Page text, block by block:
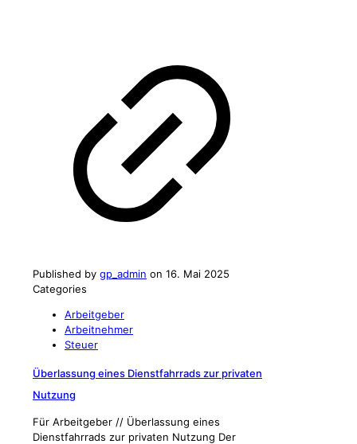
Published by gp_admin on 16. Mai 2025
Categories
Arbeitgeber
Arbeitnehmer
Steuer
Überlassung eines Dienstfahrrads zur privaten
Nutzung
Für Arbeitgeber // Überlassung eines
Dienstfahrrads zur privaten Nutzung Der